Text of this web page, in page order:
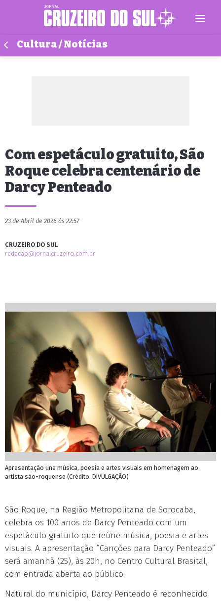
Cultura / Notícias
Com espetáculo gratuito, São
Roque celebra centenário de
Darcy Penteado
23 de Abril de 2026 às 22:57
CRUZEIRO DO SUL
redacao@jornalcruzeiro.com.br
Apresentação une música, poesia e artes visuais em homenagem ao
artista são-roquense (Crédito: DIVULGAÇÃO)
São Roque, na Região Metropolitana de Sorocaba,
celebra os 100 anos de Darcy Penteado com um
espetáculo gratuito que reúne música, poesia e artes
visuais. A apresentação “Canções para Darcy Penteado”
será amanhã (25), às 20h, no Centro Cultural Brasital,
com entrada aberta ao público.
Natural do município, Darcy Penteado é reconhecido